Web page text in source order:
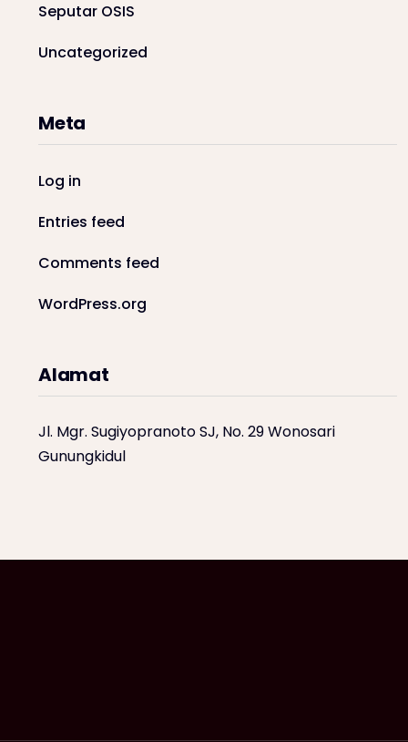
Seputar OSIS
Uncategorized
Meta
Log in
Entries feed
Comments feed
WordPress.org
Alamat
Jl. Mgr. Sugiyopranoto SJ, No. 29 Wonosari
Gunungkidul